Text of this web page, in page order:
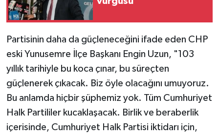
Partisinin daha da güçleneceğini ifade eden CHP
eski Yunusemre İlçe Başkanı Engin Uzun, "103
yıllık tarihiyle bu koca çınar, bu süreçten
güçlenerek çıkacak. Biz öyle olacağını umuyoruz.
Bu anlamda hiçbir şüphemiz yok. Tüm Cumhuriyet
Halk Partililer kucaklaşacak. Birlik ve beraberlik
içerisinde, Cumhuriyet Halk Partisi iktidarı için,